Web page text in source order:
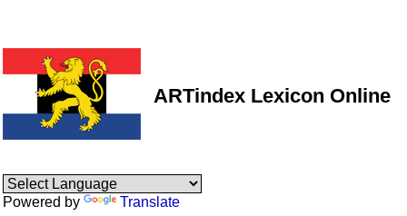
ARTindex Lexicon Online
Powered by Translate